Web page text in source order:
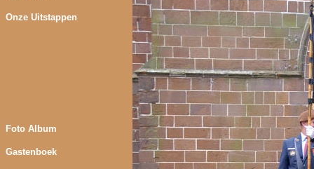
Onze Uitstappen
Foto Album
Gastenboek